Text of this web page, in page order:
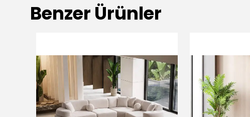
Benzer Ürünler